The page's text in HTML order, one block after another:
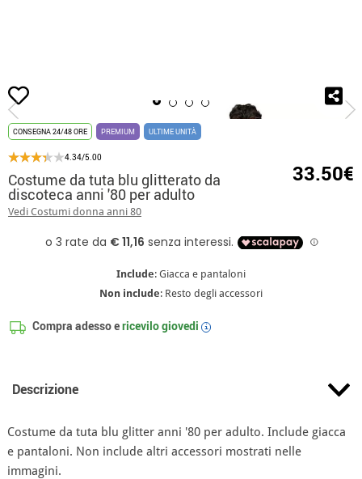
Inizio Costume da tuta blu glitterato da
CONSEGNA 24/48 ORE PREMIUM ULTIME UNITÀ
4.34/5.00
Costume da tuta blu glitterato da
discoteca anni '80 per adulto
Vedi Costumi donna anni 80
33.50€
Include: Giacca e pantaloni
Non include: Resto degli accessori
Compra adesso ericevilogiovedi i
Descrizione
Costume da tuta blu glitter anni '80 per adulto. Include giacca
e pantaloni. Non include altri accessori mostrati nelle
immagini.